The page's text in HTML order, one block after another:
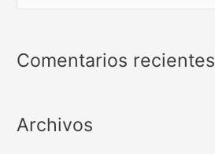
a
o
Comentarios recientes
Archivos